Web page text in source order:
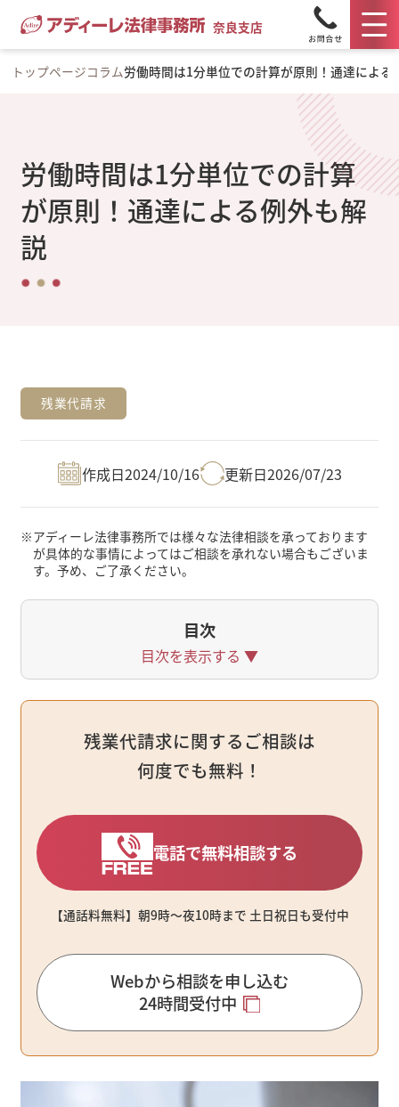
奈良支店
トップページコラム労働時間は1分単位での計算が原則！通達による
労働時間は1分単位での計算
が原則！通達による例外も解
説
残業代請求
作成日2024/10/16 更新日2026/07/23
※アディーレ法律事務所では様々な法律相談を承っております
が具体的な事情によってはご相談を承れない場合もございま
す。予め、ご了承ください。
目次
目次を表示する ▼
残業代請求に関するご相談は
何度でも無料！
電話で無料相談する
【通話料無料】朝9時〜夜10時まで ⼟⽇祝⽇も受付中
Webから相談を申し込む
24時間受付中